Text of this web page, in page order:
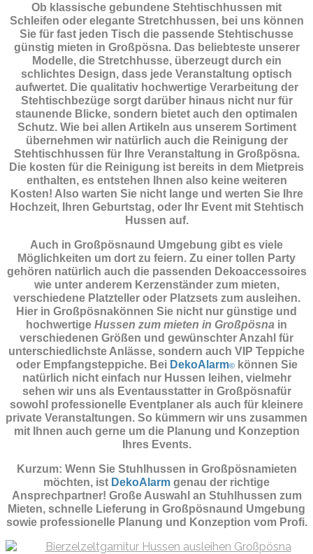
Ob klassische gebundene Stehtischhussen mit
Schleifen oder elegante Stretchhussen, bei uns können
Sie für fast jeden Tisch die passende Stehtischusse
günstig mieten in Großpösna. Das beliebteste unserer
Modelle, die Stretchhusse, überzeugt durch ein
schlichtes Design, dass jede Veranstaltung optisch
aufwertet. Die qualitativ hochwertige Verarbeitung der
Stehtischbezüge sorgt darüber hinaus nicht nur für
staunende Blicke, sondern bietet auch den optimalen
Schutz. Wie bei allen Artikeln aus unserem Sortiment
übernehmen wir natürlich auch die Reinigung der
Stehtischhussen für Ihre Veranstaltung in Großpösna.
Die kosten für die Reinigung ist bereits in dem Mietpreis
enthalten, es entstehen Ihnen also keine weiteren
Kosten! Also warten Sie nicht lange und werten Sie Ihre
Hochzeit, Ihren Geburtstag, oder Ihr Event mit Stehtisch
Hussen auf.
Auch in Großpösnaund Umgebung gibt es viele
Möglichkeiten um dort zu feiern. Zu einer tollen Party
gehören natürlich auch die passenden Dekoaccessoires
wie unter anderem Kerzenständer zum mieten,
verschiedene Platzteller oder Platzsets zum ausleihen.
Hier in Großpösnakönnen Sie nicht nur günstige und
hochwertige Hussen zum mieten in Großpösna in
verschiedenen Größen und gewünschter Anzahl für
unterschiedlichste Anlässe, sondern auch VIP Teppiche
oder Empfangsteppiche. Bei DekoAlarm©
können Sie
natürlich nicht einfach nur Hussen leihen, vielmehr
sehen wir uns als Eventausstatter in Großpösnafür
sowohl professionelle Eventplaner als auch für kleinere
private Veranstaltungen. So kümmern wir uns zusammen
mit Ihnen auch gerne um die Planung und Konzeption
Ihres Events.
Kurzum: Wenn Sie Stuhlhussen in Großpösnamieten
möchten, ist DekoAlarm genau der richtige
Ansprechpartner! Große Auswahl an Stuhlhussen zum
Mieten, schnelle Lieferung in Großpösnaund Umgebung
sowie professionelle Planung und Konzeption vom Profi.